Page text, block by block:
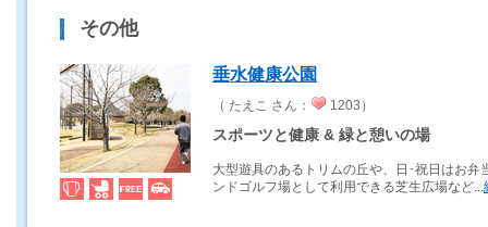
その他
垂水健康公園
（ たえこ さん： 1203）
スポーツと健康 & 緑と憩いの場
大型遊具のあるトリムの丘や、日･祝日はお
ンドゴルフ場として利用できる芝生広場など...